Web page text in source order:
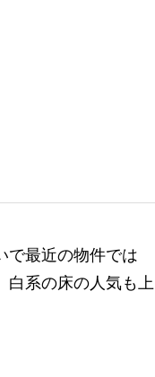
で最近の物件では
白系の床の人気も上